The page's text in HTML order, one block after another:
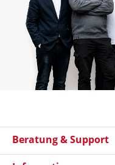
Beratung & Support